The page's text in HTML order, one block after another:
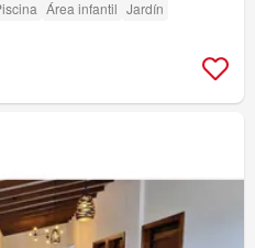
Área infantil Jardín